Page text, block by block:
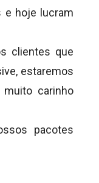
e hoje lucram
clientes que
estaremos
carinho
pacotes